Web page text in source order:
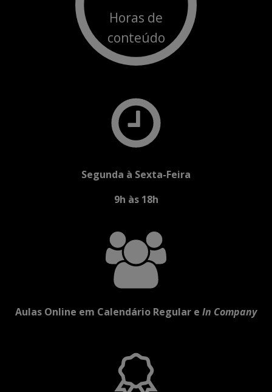
Horas de
conteúdo
Segunda à Sexta-Feira
9h às 18h
Aulas Online em Calendário Regular e In Company